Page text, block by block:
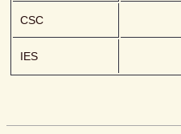
CSC
IES